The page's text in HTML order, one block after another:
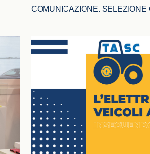
COMUNICAZIONE. SELEZIONE